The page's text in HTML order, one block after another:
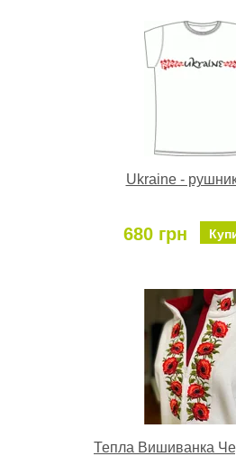
Ukraine -
680 грн
Тепла Вишиванка